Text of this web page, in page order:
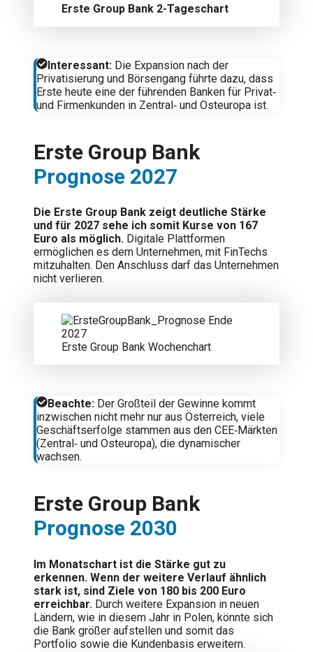
Erste Group Bank 2-Tageschart
Interessant: Die Expansion nach der
Privatisierung und Börsengang führte dazu, dass
Erste heute eine der führenden Banken für Privat‑
und Firmenkunden in Zentral‑ und Osteuropa ist.
Erste Group Bank
Prognose 2027
Die Erste Group Bank zeigt deutliche Stärke
und für 2027 sehe ich somit Kurse von 167
Euro als möglich. Digitale Plattformen
ermöglichen es dem Unternehmen, mit FinTechs
mitzuhalten. Den Anschluss darf das Unternehmen
nicht verlieren.
Erste Group Bank Wochenchart
Beachte: Der Großteil der Gewinne kommt
inzwischen nicht mehr nur aus Österreich, viele
Geschäftserfolge stammen aus den CEE‑Märkten
(Zentral‑ und Osteuropa), die dynamischer
wachsen.
Erste Group Bank
Prognose 2030
Im Monatschart ist die Stärke gut zu
erkennen. Wenn der weitere Verlauf ähnlich
stark ist, sind Ziele von 180 bis 200 Euro
erreichbar. Durch weitere Expansion in neuen
Ländern, wie in diesem Jahr in Polen, könnte sich
die Bank größer aufstellen und somit das
Portfolio sowie die Kundenbasis erweitern.